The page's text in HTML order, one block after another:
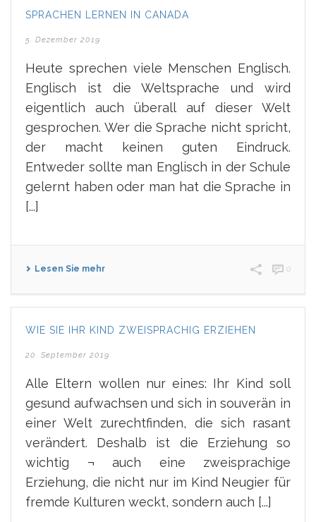
SPRACHEN LERNEN IN CANADA
5. Dezember 2019
Heute sprechen viele Menschen Englisch.
Englisch ist die Weltsprache und wird
eigentlich auch überall auf dieser Welt
gesprochen. Wer die Sprache nicht spricht,
der macht keinen guten Eindruck.
Entweder sollte man Englisch in der Schule
gelernt haben oder man hat die Sprache in
[...]
Lesen Sie mehr 0
WIE SIE IHR KIND ZWEISPRACHIG ERZIEHEN
20. September 2019
Alle Eltern wollen nur eines: Ihr Kind soll
gesund aufwachsen und sich in souverän in
einer Welt zurechtfinden, die sich rasant
verändert. Deshalb ist die Erziehung so
wichtig ¬ auch eine zweisprachige
Erziehung, die nicht nur im Kind Neugier für
fremde Kulturen weckt, sondern auch [...]